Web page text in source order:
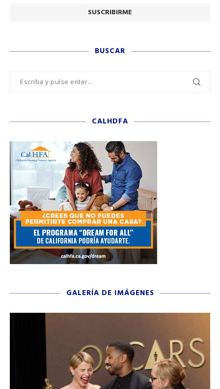
BUSCAR
CALHDFA
GALERÍA DE IMÁGENES